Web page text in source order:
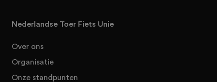
Nederlandse Toer Fiets Unie
Over ons
Organisatie
Onze standpunten